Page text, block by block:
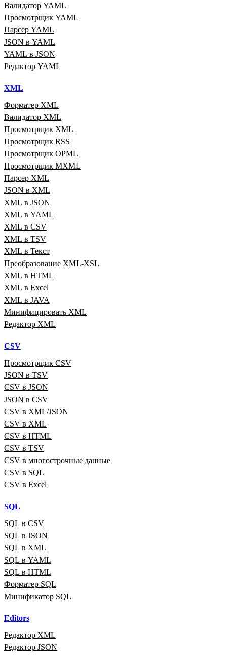
Валидатор YAML
Просмотрщик YAML
Парсер YAML
JSON в YAML
YAML в JSON
Редактор YAML
XML
Форматер XML
Валидатор XML
Просмотрщик XML
Просмотрщик RSS
Просмотрщик OPML
Просмотрщик MXML
Парсер XML
JSON в XML
XML в JSON
XML в YAML
XML в CSV
XML в TSV
XML в Текст
Преобразование XML‑XSL
XML в HTML
XML в Excel
XML в JAVA
Минифицировать XML
Редактор XML
CSV
Просмотрщик CSV
JSON в TSV
CSV в JSON
JSON в CSV
CSV в XML/JSON
CSV в XML
CSV в HTML
CSV в TSV
CSV в многострочные данные
CSV в SQL
CSV в Excel
SQL
SQL в CSV
SQL в JSON
SQL в XML
SQL в YAML
SQL в HTML
Форматер SQL
Минификатор SQL
Editors
Редактор XML
Редактор JSON